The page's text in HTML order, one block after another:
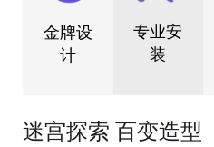
金牌设
计
专业安
装
迷宫探索 百变造型